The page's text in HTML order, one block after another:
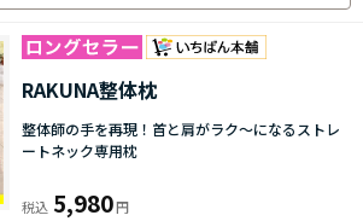
RAKUNA整体枕
整体師の手を再現！首と肩がラク～になるストレ
ートネック専用枕
5,980